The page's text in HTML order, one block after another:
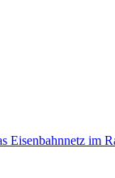
Eisenbahnnetz im